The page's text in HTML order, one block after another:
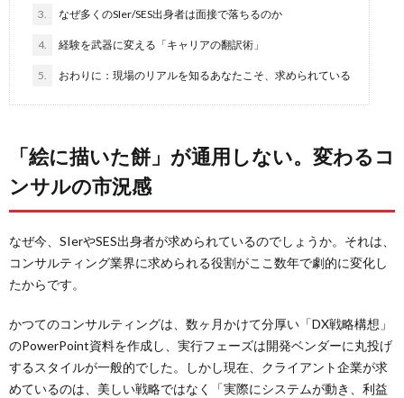
3. なぜ多くのSIer/SES出身者は面接で落ちるのか
4. 経験を武器に変える「キャリアの翻訳術」
5. おわりに：現場のリアルを知るあなたこそ、求められている
「絵に描いた餅」が通用しない。変わるコ
ンサルの市況感
なぜ今、SIerやSES出身者が求められているのでしょうか。それは、
コンサルティング業界に求められる役割がここ数年で劇的に変化し
たからです。
かつてのコンサルティングは、数ヶ月かけて分厚い「DX戦略構想」
のPowerPoint資料を作成し、実行フェーズは開発ベンダーに丸投げ
するスタイルが一般的でした。しかし現在、クライアント企業が求
めているのは、美しい戦略ではなく「実際にシステムが動き、利益